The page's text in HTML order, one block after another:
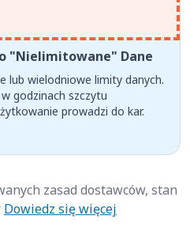
"Nielimitowane" Dane
lub wielodniowe limity danych.
godzinach szczytu
prowadzi do kar.
zasad dostawców, stan
Dowiedz się więcej